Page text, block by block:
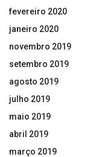
fevereiro 2020
janeiro 2020
novembro 2019
setembro 2019
agosto 2019
julho 2019
maio 2019
abril 2019
março 2019